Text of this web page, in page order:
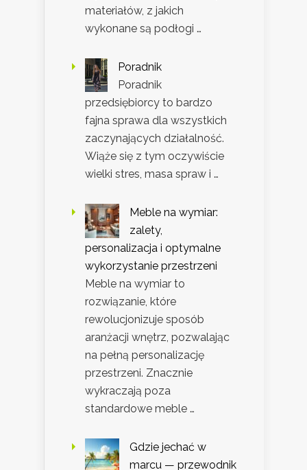
materiałów, z jakich
wykonane są podłogi …
Poradnik
Poradnik
przedsiębiorcy to bardzo
fajna sprawa dla wszystkich
zaczynających działalność.
Wiąże się z tym oczywiście
wielki stres, masa spraw i …
Meble na wymiar:
zalety,
personalizacja i optymalne
wykorzystanie przestrzeni
Meble na wymiar to
rozwiązanie, które
rewolucjonizuje sposób
aranżacji wnętrz, pozwalając
na pełną personalizację
przestrzeni. Znacznie
wykraczają poza
standardowe meble …
Gdzie jechać w
marcu — przewodnik